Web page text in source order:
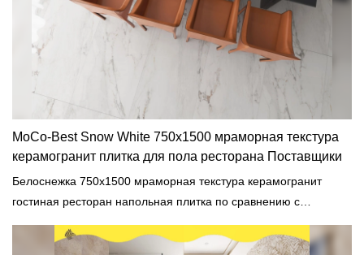
MoCo-Best Snow White 750x1500 мраморная текстура
керамогранит плитка для пола ресторана Поставщики
Белоснежка 750x1500 мраморная текстура керамогранит
гостиная ресторан напольная плитка по сравнению с
аналогичными продуктами на рынке, она имеет несравненные
выдающиеся преимущества с точки зрения